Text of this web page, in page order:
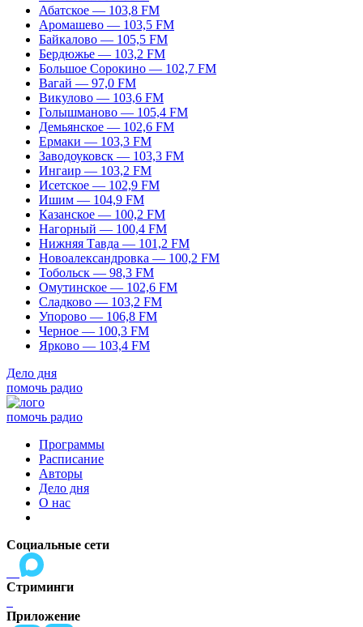
Абатское — 103,8 FM
Аромашево — 103,5 FM
Байкалово — 105,5 FM
Бердюжье — 103,2 FM
Большое Сорокино — 102,7 FM
Вагай — 97,0 FM
Викулово — 103,6 FM
Голышманово — 105,4 FM
Демьянское — 102,6 FM
Ермаки — 103,3 FM
Заводоуковск — 103,3 FM
Ингаир — 103,2 FM
Исетское — 102,9 FM
Ишим — 104,9 FM
Казанское — 100,2 FM
Нагорный — 100,4 FM
Нижняя Тавда — 101,2 FM
Новоалександровка — 100,2 FM
Тобольск — 98,3 FM
Омутинское — 102,6 FM
Сладково — 103,2 FM
Упорово — 106,8 FM
Черное — 100,3 FM
Ярково — 103,4 FM
Дело дня
помочь радио
помочь радио
Программы
Расписание
Авторы
Дело дня
О нас
Социальные сети
Стриминги
Приложение